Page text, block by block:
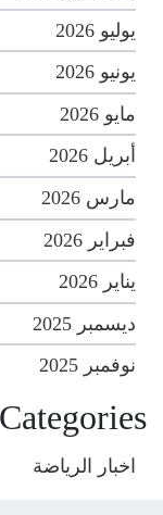
يوليو 2026
يونيو 2026
مايو 2026
أبريل 2026
مارس 2026
فبراير 2026
يناير 2026
ديسمبر 2025
نوفمبر 2025
Categories
اخبار الرياضة